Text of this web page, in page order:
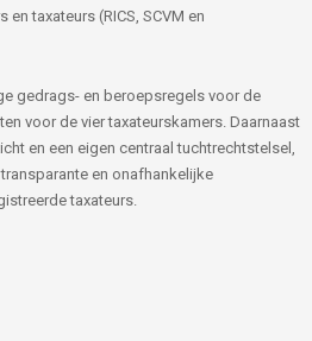
taxateurs (RICS, SCVM en
gedrags- en beroepsregels voor de
voor de vier taxateurskamers. Daarnaast
en een eigen centraal tuchtrechtstelsel,
en onafhankelijke
taxateurs.